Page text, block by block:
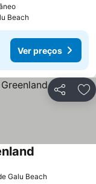
Beach
Ver preços
Partilhar
Galu Beach